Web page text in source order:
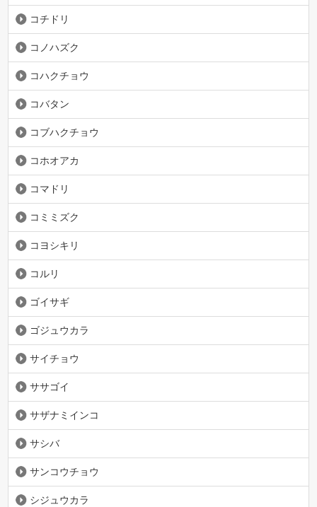
コチドリ
コノハズク
コハクチョウ
コバタン
コブハクチョウ
コホオアカ
コマドリ
コミミズク
コヨシキリ
コルリ
ゴイサギ
ゴジュウカラ
サイチョウ
ササゴイ
サザナミインコ
サシバ
サンコウチョウ
シジュウカラ